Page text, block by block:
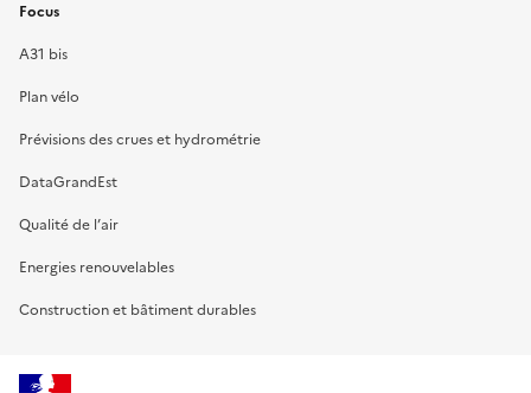
Focus
A31 bis
Plan vélo
Prévisions des crues et hydrométrie
DataGrandEst
Qualité de l’air
Energies renouvelables
Construction et bâtiment durables